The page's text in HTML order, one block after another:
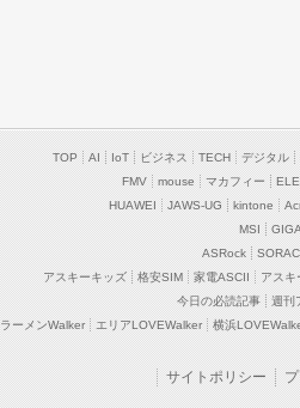
TOP AI IoT ビジネス TECH デジタル
FMV
mouse マカフィー
HUAWEI
JAWS-UG kintone
MSI
ASRock
アスキーキッズ
格安SIM 家電ASCII アスキ
今日の必読記事
週刊
ラーメンWalker
エリアLOVEWalker 横浜
サイトポリシー